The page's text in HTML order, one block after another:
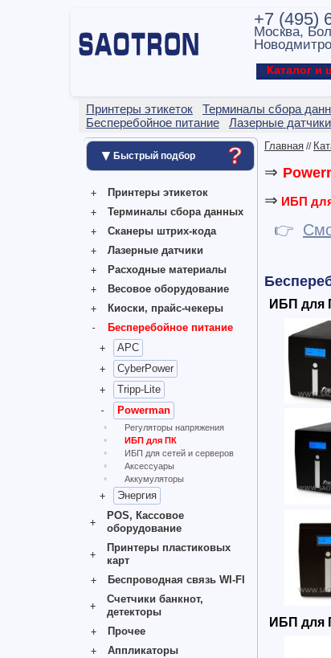
+7 (495)
Москва,
Каталог и
Принтеры этикеток Терминалы сбора
Бесперебойное питание
Лазерные датчики
▼ Быстрый подбор ?
Принтеры этикеток
Терминалы сбора данных
Сканеры штрих-кода
Лазерные датчики
Расходные материалы
Весовое оборудование
Киоски, прайс-чекеры
Бесперебойное питание
APC
CyberPower
Tripp-Lite
Powerman
Регуляторы напряжения
ИБП для ПК
ИБП для сетей и серверов
Аксессуары
Аккумуляторы
Энергия
POS, Кассовое
оборудование
Принтеры пластиковых
карт
Беспроводная связь WI-FI
Счетчики банкнот,
детекторы
Прочее
Аппликаторы
Главная //
⇒
⇒ ИБП
👉
ИБП для
ИБП для